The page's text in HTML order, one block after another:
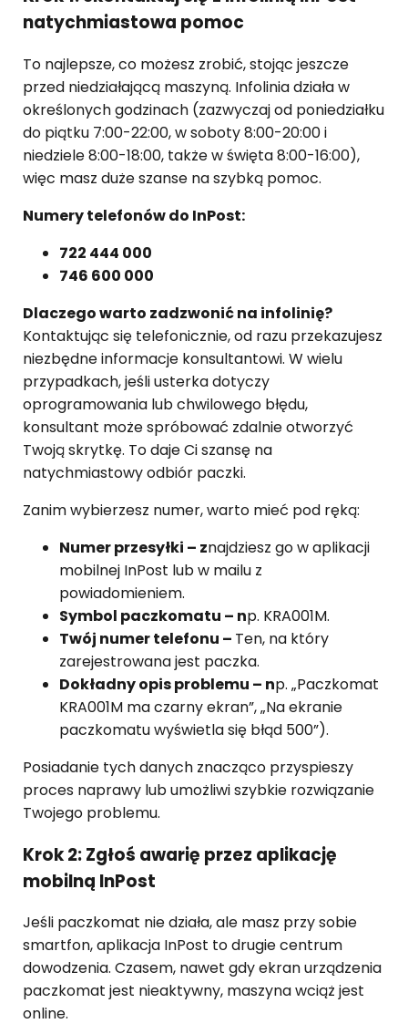
natychmiastowa pomoc
To najlepsze, co możesz zrobić, stojąc jeszcze
przed niedziałającą maszyną. Infolinia działa w
określonych godzinach (zazwyczaj od poniedziałku
do piątku 7:00-22:00, w soboty 8:00-20:00 i
niedziele 8:00-18:00, także w święta 8:00-16:00),
więc masz duże szanse na szybką pomoc.
Numery telefonów do InPost:
722 444 000
746 600 000
Dlaczego warto zadzwonić na infolinię?
Kontaktując się telefonicznie, od razu przekazujesz
niezbędne informacje konsultantowi. W wielu
przypadkach, jeśli usterka dotyczy
oprogramowania lub chwilowego błędu,
konsultant może spróbować zdalnie otworzyć
Twoją skrytkę. To daje Ci szansę na
natychmiastowy odbiór paczki.
Zanim wybierzesz numer, warto mieć pod ręką:
Numer przesyłki – znajdziesz go w aplikacji
mobilnej InPost lub w mailu z
powiadomieniem.
Symbol paczkomatu – np. KRA001M.
Twój numer telefonu – Ten, na który
zarejestrowana jest paczka.
Dokładny opis problemu – np. „Paczkomat
KRA001M ma czarny ekran”, „Na ekranie
paczkomatu wyświetla się błąd 500”).
Posiadanie tych danych znacząco przyspieszy
proces naprawy lub umożliwi szybkie rozwiązanie
Twojego problemu.
Krok 2: Zgłoś awarię przez aplikację
mobilną InPost
Jeśli paczkomat nie działa, ale masz przy sobie
smartfon, aplikacja InPost to drugie centrum
dowodzenia. Czasem, nawet gdy ekran urządzenia
paczkomat jest nieaktywny, maszyna wciąż jest
online.